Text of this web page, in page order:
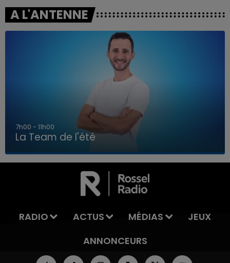
LA TEAM DE L'ÉTÉ
A L'ANTENNE
7h00 - 11h00
La Team de l'été
RADIO ACTUS MÉDIAS
JEUX
ANNONCEURS